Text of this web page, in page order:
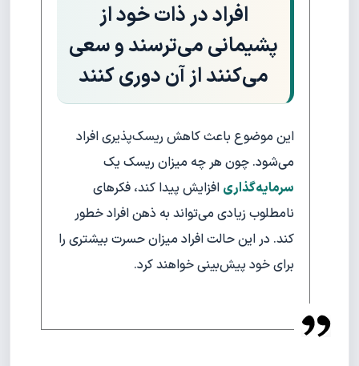
افراد در ذات خود از
پشیمانی می‌ترسند و سعی
می‌کنند از آن دوری کنند
این موضوع باعث کاهش ریسک‌پذیری افراد
می‌شود. چون هر چه میزان ریسک یک
سرمایه‌گذاری افزایش پیدا کند، فکرهای
نامطلوب زیادی می‌تواند به ذهن افراد خطور
کند. در این حالت افراد میزان حسرت بیشتری را
برای خود پیش‌بینی خواهند کرد.